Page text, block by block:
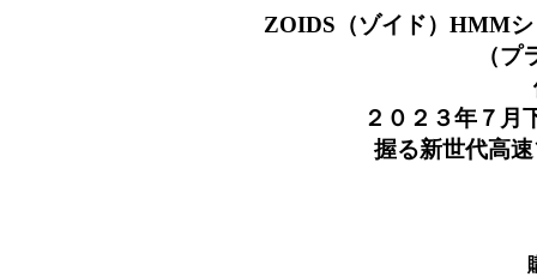
ZOIDS（ゾイド）HMM
（プラ
価格
２０２３年７月下
握る新世代高速